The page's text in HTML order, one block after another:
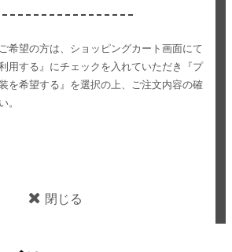
希望の方は、ショッピングカート画面にて
用する』にチェックを入れていただき
『プ
を希望する』を選択の上、ご注文内容の確
。
閉じる